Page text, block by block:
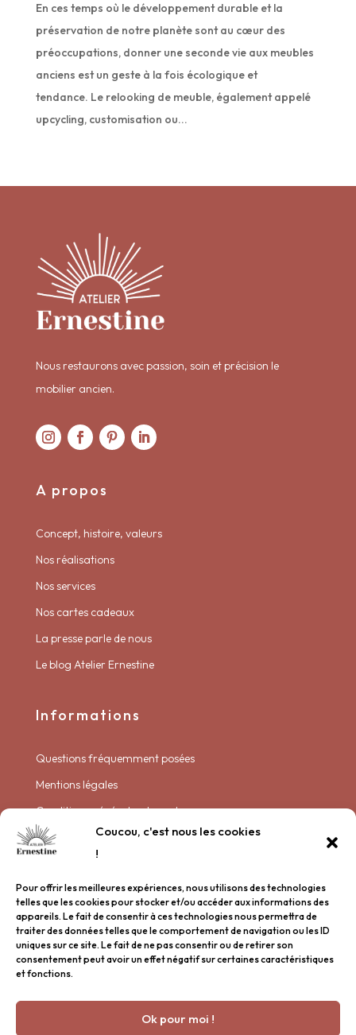
Coucou, c'est nous les cookies
!
Pour offrir les meilleures expériences, nous utilisons des technologies
telles que les cookies pour stocker et/ou accéder aux informations des
appareils. Le fait de consentir à ces technologies nous permettra de
traiter des données telles que le comportement de navigation ou les ID
uniques sur ce site. Le fait de ne pas consentir ou de retirer son
consentement peut avoir un effet négatif sur certaines caractéristiques
et fonctions.
Ok pour moi !
En ces temps où le développement durable et la
préservation de notre planète sont au cœur des
préoccupations, donner une seconde vie aux meubles
anciens est un geste à la fois écologique et
tendance. Le relooking de meuble, également appelé
upcycling, customisation ou...
Nous restaurons avec passion, soin et précision le
mobilier ancien.
A propos
Concept, histoire, valeurs
Nos réalisations
Nos services
Nos cartes cadeaux
La presse parle de nous
Le blog Atelier Ernestine
Informations
Questions fréquemment posées
Mentions légales
Conditions générales de vente
Politique de livraison
Plan de site
Garder contact